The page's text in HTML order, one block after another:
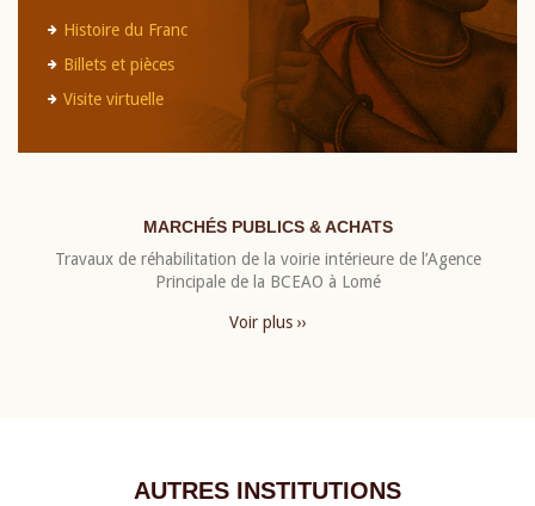
Histoire du Franc
Billets et pièces
Visite virtuelle
MARCHÉS PUBLICS & ACHATS
Travaux de réhabilitation de la voirie intérieure de l’Agence
Principale de la BCEAO à Lomé
Voir plus ››
AUTRES INSTITUTIONS